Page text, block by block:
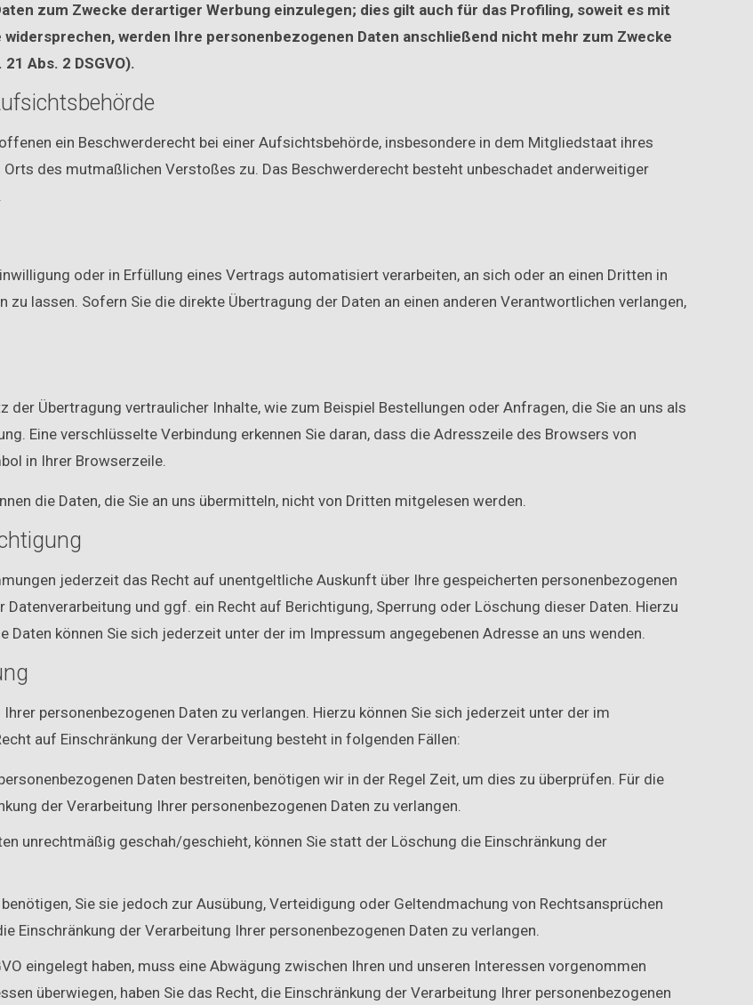
zum Zwecke derartiger Werbung einzulegen; dies gilt auch für das Profiling, soweit es mit
werden Ihre personenbezogenen Daten anschließend nicht mehr zum Zwecke
Abs. 2 DSGVO).
ein Beschwerderecht bei einer Aufsichtsbehörde, insbesondere in dem Mitgliedstaat ihres
des mutmaßlichen Verstoßes zu. Das Beschwerderecht besteht unbeschadet anderweitiger
oder in Erfüllung eines Vertrags automatisiert verarbeiten, an sich oder an einen Dritten in
lassen. Sofern Sie die direkte Übertragung der Daten an einen anderen Verantwortlichen verlangen,
Übertragung vertraulicher Inhalte, wie zum Beispiel Bestellungen oder Anfragen, die Sie an uns als
Eine verschlüsselte Verbindung erkennen Sie daran, dass die Adresszeile des Browsers von
in Ihrer Browserzeile.
die Daten, die Sie an uns übermitteln, nicht von Dritten mitgelesen werden.
jederzeit das Recht auf unentgeltliche Auskunft über Ihre gespeicherten personenbezogenen
und ggf. ein Recht auf Berichtigung, Sperrung oder Löschung dieser Daten. Hierzu
können Sie sich jederzeit unter der im Impressum angegebenen Adresse an uns wenden.
personenbezogenen Daten zu verlangen. Hierzu können Sie sich jederzeit unter der im
auf Einschränkung der Verarbeitung besteht in folgenden Fällen:
Daten bestreiten, benötigen wir in der Regel Zeit, um dies zu überprüfen. Für die
der Verarbeitung Ihrer personenbezogenen Daten zu verlangen.
unrechtmäßig geschah/geschieht, können Sie statt der Löschung die Einschränkung der
Sie sie jedoch zur Ausübung, Verteidigung oder Geltendmachung von Rechtsansprüchen
Einschränkung der Verarbeitung Ihrer personenbezogenen Daten zu verlangen.
eingelegt haben, muss eine Abwägung zwischen Ihren und unseren Interessen vorgenommen
überwiegen, haben Sie das Recht, die Einschränkung der Verarbeitung Ihrer personenbezogenen